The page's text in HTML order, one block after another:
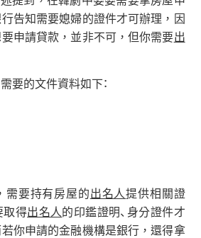
告知需要媳婦的證件才可辦理，因
申請貸款，並非不可，但你需要出
要的文件資料如下：
需要持有房屋的出名人提供相關證
取得出名人的印鑑證明、身分證件才
你申請的金融機構是銀行，還得拿